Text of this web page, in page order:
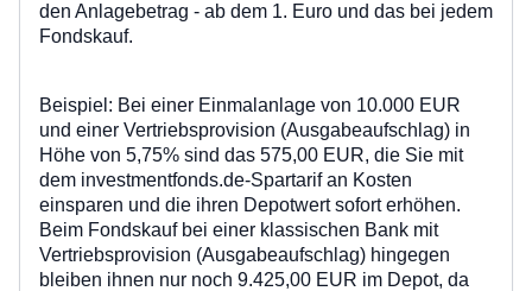
den Anlagebetrag - ab dem 1. Euro und das bei jedem
Fondskauf.
Beispiel: Bei einer Einmalanlage von 10.000 EUR
und einer Vertriebsprovision (Ausgabeaufschlag) in
Höhe von 5,75% sind das 575,00 EUR, die Sie mit
dem investmentfonds.de-Spartarif an Kosten
einsparen und die ihren Depotwert sofort erhöhen.
Beim Fondskauf bei einer klassischen Bank mit
Vertriebsprovision (Ausgabeaufschlag) hingegen
bleiben ihnen nur noch 9.425,00 EUR im Depot, da